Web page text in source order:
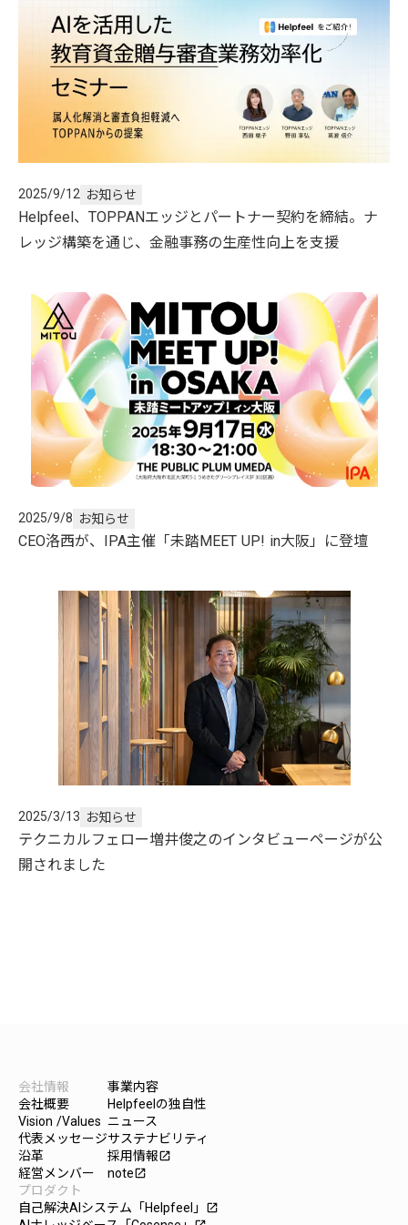
2025/9/12 お知らせ
Helpfeel、TOPPANエッジとパートナー契約を締結。ナ
レッジ構築を通じ、金融事務の生産性向上を支援
2025/9/8 お知らせ
CEO洛西が、IPA主催「未踏MEET UP! in大阪」に登壇
2025/3/13 お知らせ
テクニカルフェロー増井俊之のインタビューページが公
開されました
会社情報
会社概要
Vision /Values
代表メッセージ
沿革
経営メンバー
事業内容
Helpfeelの独自性
ニュース
サステナビリティ
採用情報launch
notelaunch
プロダクト
自己解決AIシステム「Helpfeel」
launch